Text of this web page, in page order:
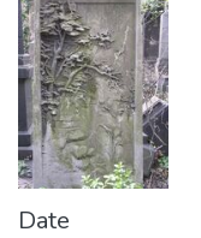
Date